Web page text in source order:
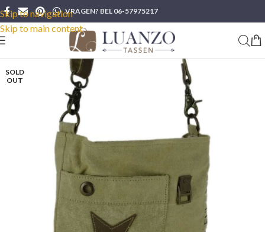
Skip to navigation
Skip to main content
VRAGEN? BEL 06-57975217
SOLD
OUT